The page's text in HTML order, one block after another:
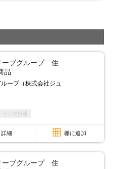
ーブグループ 住
品
ープ（株式会社ジュ
リンク情報
詳細 棚に追加
ーブグループ 住